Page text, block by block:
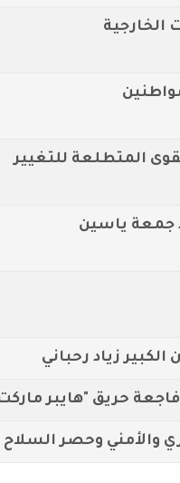
الخارجية
المتطلعة للتغيير
جمعة ياسين
زياد رحباني
حريق "هايبر
والأمني وحصر السلاح